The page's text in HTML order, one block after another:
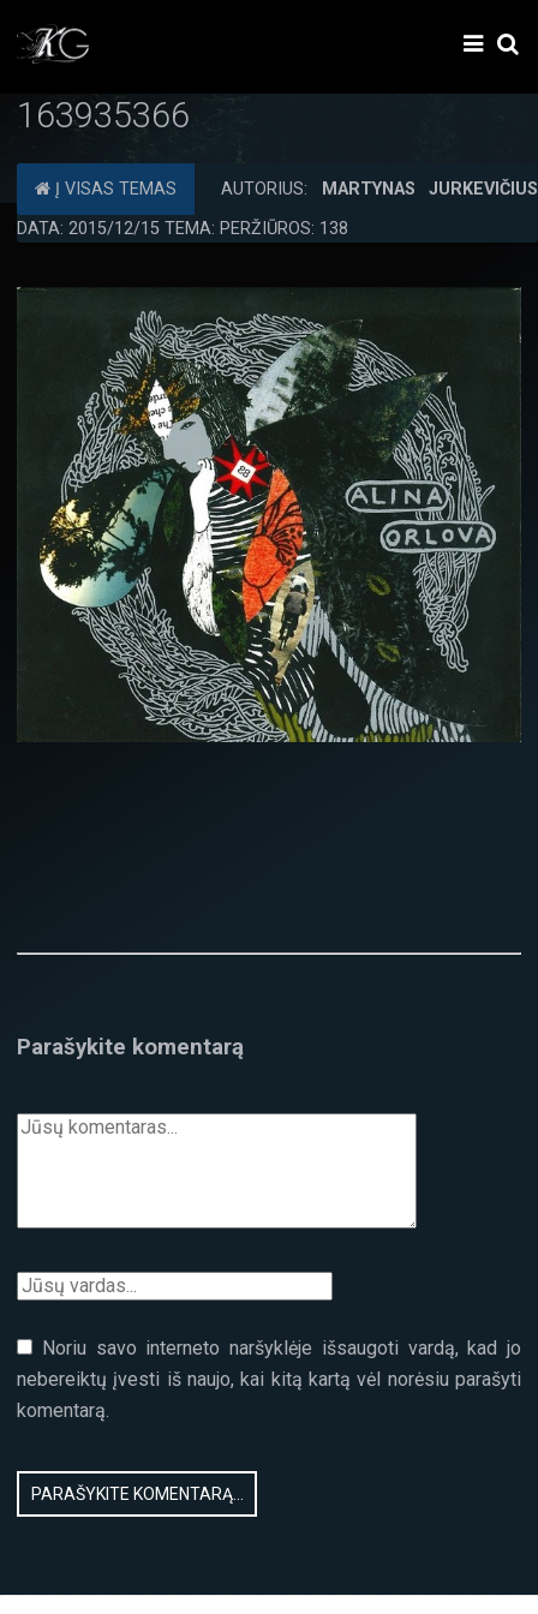
163935366
Į VISAS TEMAS AUTORIUS:
MARTYNAS JURKEVIČIUS
DATA: 2015/12/15 TEMA: PERŽIŪROS: 138
Parašykite komentarą
Noriu savo interneto naršyklėje išsaugoti vardą, kad jo
nebereiktų įvesti iš naujo, kai kitą kartą vėl norėsiu parašyti
komentarą.